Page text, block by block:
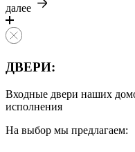
далее
ДВЕРИ:
Входные двери наших
исполнения
На выбор мы предлагаем: